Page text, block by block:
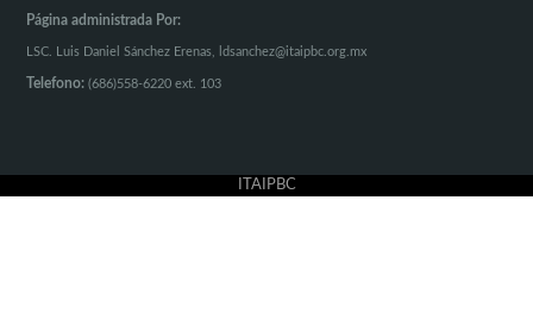
Página administrada Por:
LSC. Luis Daniel Sánchez Erenas, ldsanchez@itaipbc.org.mx
Telefono: (686)558-6220 ext. 103
ITAIPBC